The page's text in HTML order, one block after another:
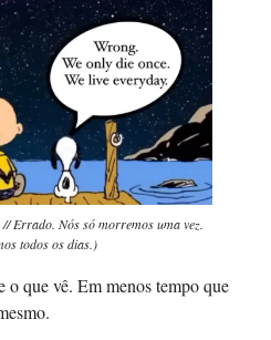
// Errado. Nós só morremos uma vez.
todos os dias.)
o que vê. Em menos tempo que